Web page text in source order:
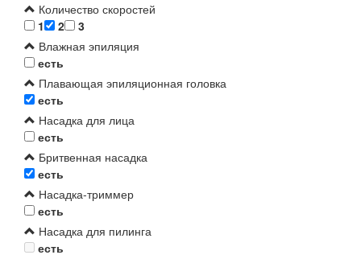
Количество скоростей
1
2
3
Влажная эпиляция
есть
Плавающая эпиляционная головка
есть
Насадка для лица
есть
Бритвенная насадка
есть
Насадка-триммер
есть
Насадка для пилинга
есть